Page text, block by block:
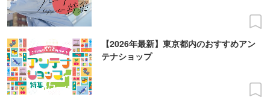
【2026年最新】東京都内のおすすめアン
テナショップ